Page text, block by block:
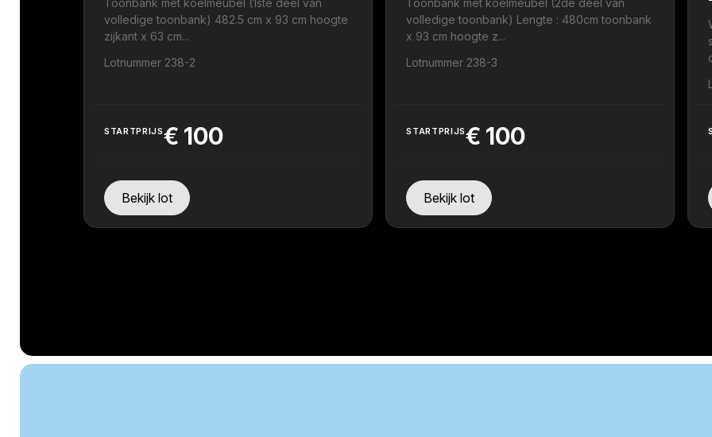
Toonbank met koelmeubel (1ste deel van
volledige toonbank) 482.5 cm x 93 cm hoogte
zijkant x 63 cm...
Lotnummer 238-2
STARTPRIJS€ 100
Bekijk lot
Toonbank met koelmeubel (2de deel van
volledige toonbank) Lengte : 480cm toonbank
x 93 cm hoogte z...
Lotnummer 238-3
STARTPRIJS€ 100
Bekijk lot